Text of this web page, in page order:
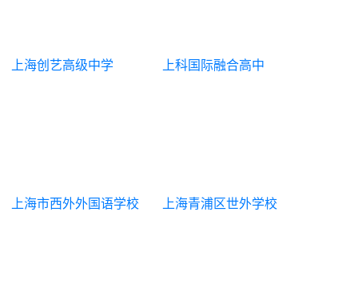
上海创艺高级中学 上科国际融合高中
上海市西外外国语学校
上海青浦区世外学校